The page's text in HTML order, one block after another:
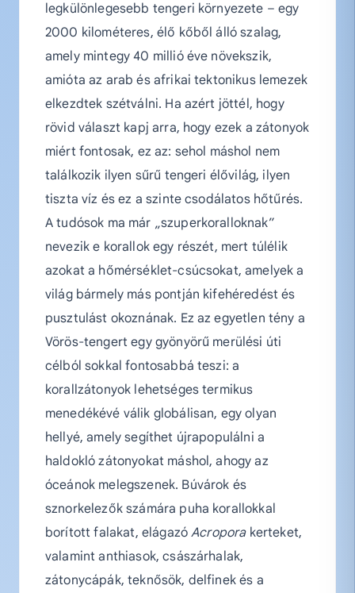
legkülönlegesebb tengeri környezete – egy
2000 kilométeres, élő kőből álló szalag,
amely mintegy 40 millió éve növekszik,
amióta az arab és afrikai tektonikus lemezek
elkezdtek szétválni. Ha azért jöttél, hogy
rövid választ kapj arra, hogy ezek a zátonyok
miért fontosak, ez az: sehol máshol nem
találkozik ilyen sűrű tengeri élővilág, ilyen
tiszta víz és ez a szinte csodálatos hőtűrés.
A tudósok ma már „szuperkoralloknak”
nevezik e korallok egy részét, mert túlélik
azokat a hőmérséklet-csúcsokat, amelyek a
világ bármely más pontján kifehéredést és
pusztulást okoznának. Ez az egyetlen tény a
Vörös-tengert egy gyönyörű merülési úti
célból sokkal fontosabbá teszi: a
korallzátonyok lehetséges termikus
menedékévé válik globálisan, egy olyan
hellyé, amely segíthet újrapopulálni a
haldokló zátonyokat máshol, ahogy az
óceánok melegszenek. Búvárok és
sznorkelezők számára puha korallokkal
borított falakat, elágazóAcroporakerteket,
valamint anthiasok, császárhalak,
zátonycápák, teknősök, delfinek és a